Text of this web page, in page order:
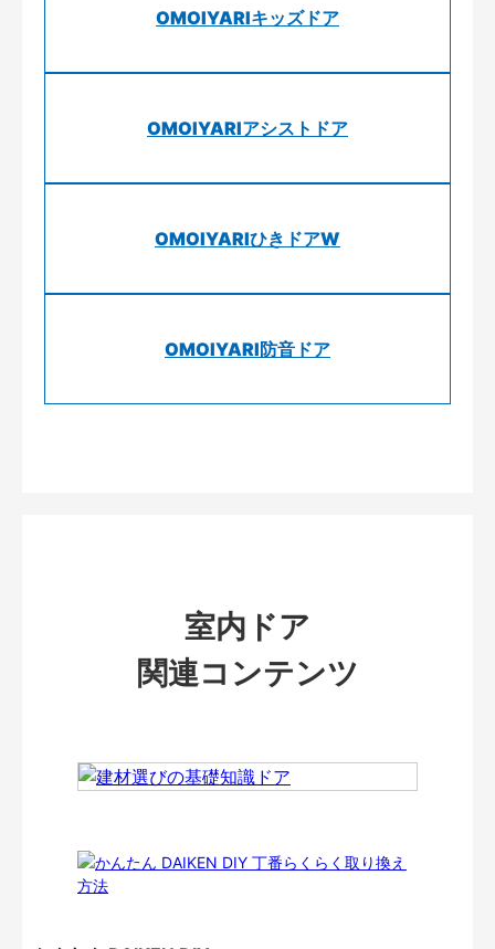
OMOIYARIキッズドア
OMOIYARIアシストドア
OMOIYARIひきドアW
OMOIYARI防音ドア
室内ドア
関連コンテンツ